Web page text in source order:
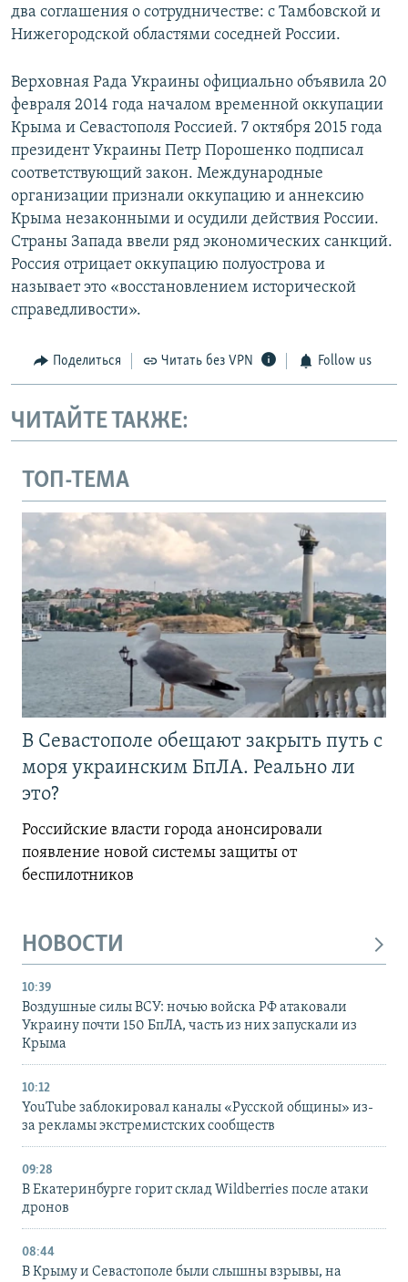
два соглашения о сотрудничестве: с Тамбовской и
Нижегородской областями соседней России.
Верховная Рада Украины официально объявила 20
февраля 2014 года началом временной оккупации
Крыма и Севастополя Россией. 7 октября 2015 года
президент Украины Петр Порошенко подписал
соответствующий закон. Международные
организации признали оккупацию и аннексию
Крыма незаконными и осудили действия России.
Страны Запада ввели ряд экономических санкций.
Россия отрицает оккупацию полуострова и
называет это «восстановлением исторической
справедливости».
Поделиться Читать без VPN Follow us
ЧИТАЙТЕ ТАКЖЕ:
ТОП-ТЕМА
В Севастополе обещают закрыть путь с
моря украинским БпЛА. Реально ли
это?
Российские власти города анонсировали
появление новой системы защиты от
беспилотников
НОВОСТИ
10:39
Воздушные силы ВСУ: ночью войска РФ атаковали
Украину почти 150 БпЛА, часть из них запускали из
Крыма
10:12
YouTube заблокировал каналы «Русской общины» из-
за рекламы экстремистских сообществ
09:28
В Екатеринбурге горит склад Wildberries после атаки
дронов
08:44
В Крыму и Севастополе были слышны взрывы, на